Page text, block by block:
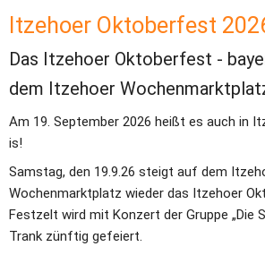
Itzehoer Oktoberfest
Das Itzehoer Oktoberfest -
dem Itzehoer
Am 19. September 2026 heißt es auch in
is!
Samstag, den 19.9.26 steigt auf dem
Wochenmarktplatz wieder das Itzehoer
Festzelt wird mit Konzert der Gruppe „Die
Trank zünftig gefeiert.